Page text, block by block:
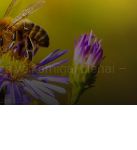
veiksmīgai dienai –
25/06/2026